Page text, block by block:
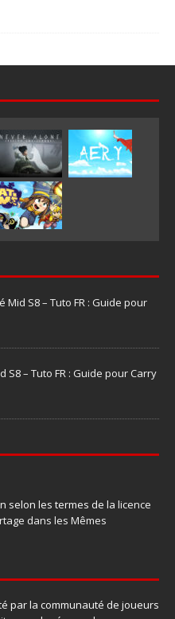
Mid S8 – Tuto FR : Guide pour
S8 – Tuto FR : Guide pour Carry
selon les termes de la licence
dans les Mêmes
par la communauté de joueurs